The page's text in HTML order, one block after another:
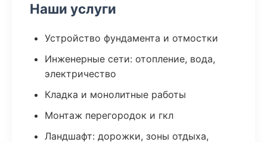
Наши услуги
Устройство фундамента и отмостки
Инженерные сети: отопление, вода,
электричество
Кладка и монолитные работы
Монтаж перегородок и гкл
Ландшафт: дорожки, зоны отдыха,